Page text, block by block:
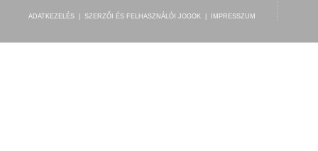
ADATKEZELÉS SZERZŐI ÉS FELHASZNÁLÓI JOGOK IMPRESSZUM